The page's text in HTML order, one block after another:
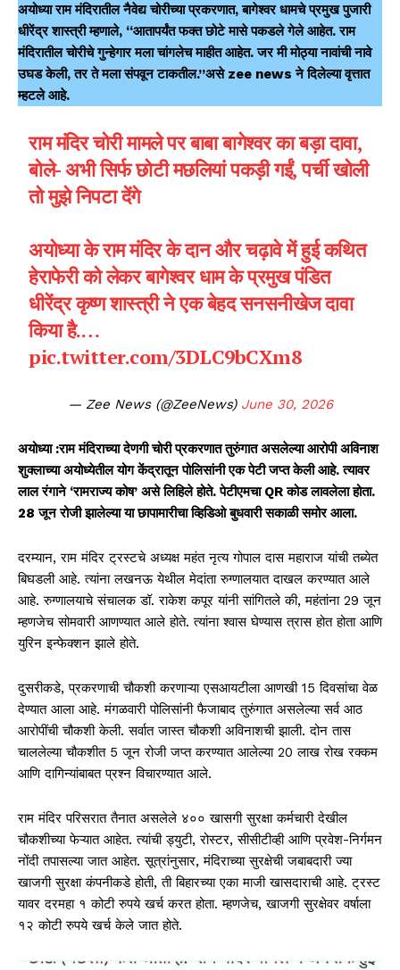
अयोध्या राम मंदिरातील नैवेद्य चोरीच्या प्रकरणात, बागेश्वर धामचे प्रमुख पुजारी
धीरेंद्र शास्त्री म्हणाले, “आतापर्यंत फक्त छोटे मासे पकडले गेले आहेत. राम
मंदिरातील चोरीचे गुन्हेगार मला चांगलेच माहीत आहेत. जर मी मोठ्या नावांची नावे
उघड केली, तर ते मला संपवून टाकतील.”असे zee news ने दिलेल्या वृत्तात
म्हटले आहे.
राम मंदिर चोरी मामले पर बाबा बागेश्वर का बड़ा दावा,
बोले- अभी सिर्फ छोटी मछलियां पकड़ी गईं, पर्ची खोली
तो मुझे निपटा देंगे
अयोध्या के राम मंदिर के दान और चढ़ावे में हुई कथित
हेराफेरी को लेकर बागेश्वर धाम के प्रमुख पंडित
धीरेंद्र कृष्ण शास्त्री ने एक बेहद सनसनीखेज दावा
किया है.…
pic.twitter.com/3DLC9bCXm8
— Zee News (@ZeeNews) June 30, 2026
अयोध्या :राम मंदिराच्या देणगी चोरी प्रकरणात तुरुंगात असलेल्या आरोपी अविनाश
शुक्लाच्या अयोध्येतील योग केंद्रातून पोलिसांनी एक पेटी जप्त केली आहे. त्यावर
लाल रंगाने ‘रामराज्य कोष’ असे लिहिले होते. पेटीएमचा QR कोड लावलेला होता.
28 जून रोजी झालेल्या या छापामारीचा व्हिडिओ बुधवारी सकाळी समोर आला.
दरम्यान, राम मंदिर ट्रस्टचे अध्यक्ष महंत नृत्य गोपाल दास महाराज यांची तब्येत
बिघडली आहे. त्यांना लखनऊ येथील मेदांता रुग्णालयात दाखल करण्यात आले
आहे. रुग्णालयाचे संचालक डॉ. राकेश कपूर यांनी सांगितले की, महंतांना 29 जून
म्हणजेच सोमवारी आणण्यात आले होते. त्यांना श्वास घेण्यास त्रास होत होता आणि
युरिन इन्फेक्शन झाले होते.
दुसरीकडे, प्रकरणाची चौकशी करणाऱ्या एसआयटीला आणखी 15 दिवसांचा वेळ
देण्यात आला आहे. मंगळवारी पोलिसांनी फैजाबाद तुरुंगात असलेल्या सर्व आठ
आरोपींची चौकशी केली. सर्वात जास्त चौकशी अविनाशची झाली. दोन तास
चाललेल्या चौकशीत 5 जून रोजी जप्त करण्यात आलेल्या 20 लाख रोख रक्कम
आणि दागिन्यांबाबत प्रश्न विचारण्यात आले.
राम मंदिर परिसरात तैनात असलेले ४०० खासगी सुरक्षा कर्मचारी देखील
चौकशीच्या फेऱ्यात आहेत. त्यांची ड्युटी, रोस्टर, सीसीटीव्ही आणि प्रवेश-निर्गमन
नोंदी तपासल्या जात आहेत. सूत्रांनुसार, मंदिराच्या सुरक्षेची जबाबदारी ज्या
खाजगी सुरक्षा कंपनीकडे होती, ती बिहारच्या एका माजी खासदाराची आहे. ट्रस्ट
यावर दरमहा १ कोटी रुपये खर्च करत होता. म्हणजेच, खाजगी सुरक्षेवर वर्षाला
१२ कोटी रुपये खर्च केले जात होते.